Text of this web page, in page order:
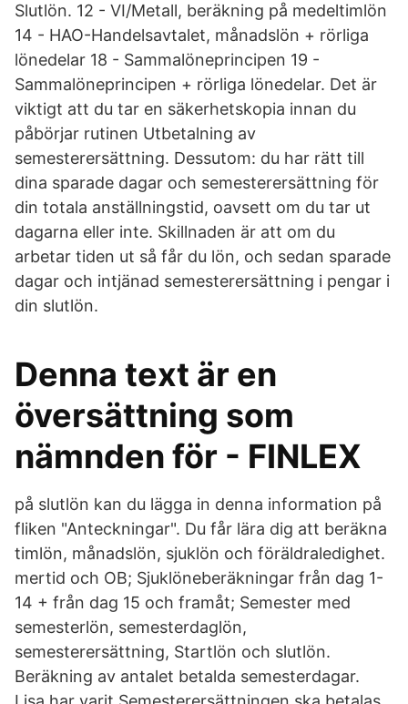
Slutlön. 12 - VI/Metall, beräkning på medeltimlön
14 - HAO-Handelsavtalet, månadslön + rörliga
lönedelar 18 - Sammalöneprincipen 19 -
Sammalöneprincipen + rörliga lönedelar. Det är
viktigt att du tar en säkerhetskopia innan du
påbörjar rutinen Utbetalning av
semesterersättning. Dessutom: du har rätt till
dina sparade dagar och semesterersättning för
din totala anställningstid, oavsett om du tar ut
dagarna eller inte. Skillnaden är att om du
arbetar tiden ut så får du lön, och sedan sparade
dagar och intjänad semesterersättning i pengar i
din slutlön.
Denna text är en
översättning som
nämnden för - FINLEX
på slutlön kan du lägga in denna information på
fliken "Anteckningar". Du får lära dig att beräkna
timlön, månadslön, sjuklön och föräldraledighet.
mertid och OB; Sjuklöneberäkningar från dag 1-
14 + från dag 15 och framåt; Semester med
semesterlön, semesterdaglön,
semesterersättning, Startlön och slutlön.
Beräkning av antalet betalda semesterdagar.